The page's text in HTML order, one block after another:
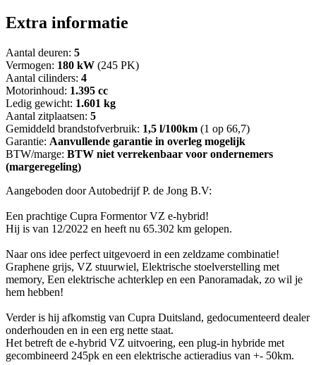
Extra informatie
Aantal deuren: 5
Vermogen: 180 kW (245 PK)
Aantal cilinders: 4
Motorinhoud: 1.395 cc
Ledig gewicht: 1.601 kg
Aantal zitplaatsen: 5
Gemiddeld brandstofverbruik: 1,5 l/100km (1 op 66,7)
Garantie: Aanvullende garantie in overleg mogelijk
BTW/marge: BTW niet verrekenbaar voor ondernemers
(margeregeling)
Aangeboden door Autobedrijf P. de Jong B.V:
Een prachtige Cupra Formentor VZ e-hybrid!
Hij is van 12/2022 en heeft nu 65.302 km gelopen.
Naar ons idee perfect uitgevoerd in een zeldzame combinatie!
Graphene grijs, VZ stuurwiel, Elektrische stoelverstelling met
memory, Een elektrische achterklep en een Panoramadak, zo wil je
hem hebben!
Verder is hij afkomstig van Cupra Duitsland, gedocumenteerd dealer
onderhouden en in een erg nette staat.
Het betreft de e-hybrid VZ uitvoering, een plug-in hybride met
gecombineerd 245pk en een elektrische actieradius van +- 50km.